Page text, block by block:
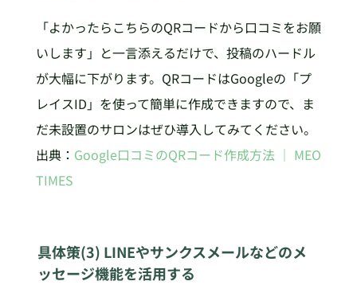
「よかったらこちらのQRコードから口コミをお願
いします」と一言添えるだけで、投稿のハードル
が大幅に下がります。QRコードはGoogleの「プ
レイスID」を使って簡単に作成できますので、ま
だ未設置のサロンはぜひ導入してみてください。
出典： Google口コミのQRコード作成方法 ｜ MEO
TIMES
具体策(3) LINEやサンクスメールなどのメ
ッセージ機能を活用する